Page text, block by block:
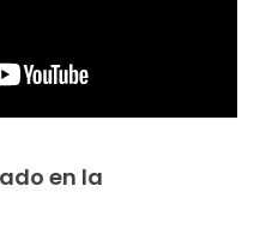
en la